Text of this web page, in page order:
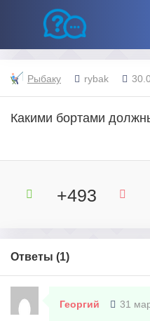
Рыбаку rybak
Какими бортами
+493
Ответы (1)
Георгий 31